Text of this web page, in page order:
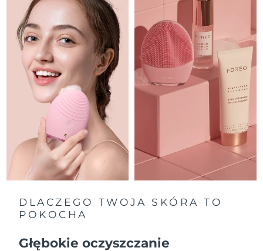
DLACZEGO TWOJA SKÓRA TO
POKOCHA
Głębokie oczyszczanie
Malta
Oczekiwany czas dostawy
Meksyk
Oczekiwany czas dostawy
8/16/26
Monako
Oczekiwany czas dostawy
8/13/26
Holandia
8/12/26
Nowa Zelandia
Oczekiwany czas dostawy
8/12/26
8/12/26